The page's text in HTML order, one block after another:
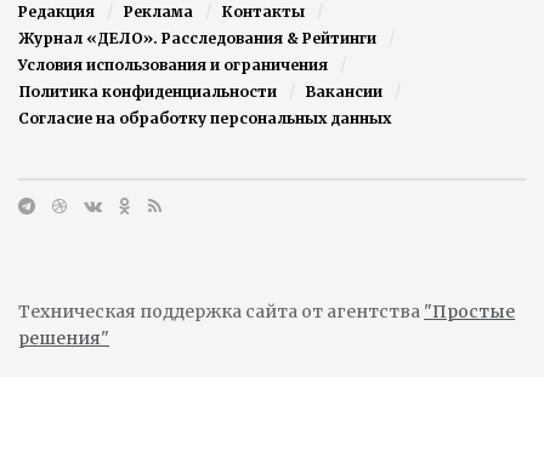
Редакция Реклама
Контакты
Журнал «ДЕЛО». Расследования & Рейтинги
Условия использования и ограничения
Политика конфиденциальности
Вакансии
Согласие на обработку персональных данных
Техническая поддержка сайта от агентства "Простые
решения"